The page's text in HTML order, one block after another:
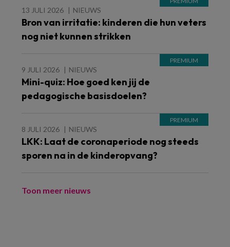
13 JULI 2026 NIEUWS
Bron van irritatie: kinderen die hun veters
nog niet kunnen strikken
9 JULI 2026 NIEUWS
Mini-quiz: Hoe goed ken jij de
pedagogische basisdoelen?
8 JULI 2026 NIEUWS
LKK: Laat de coronaperiode nog steeds
sporen na in de kinderopvang?
Toon meer nieuws